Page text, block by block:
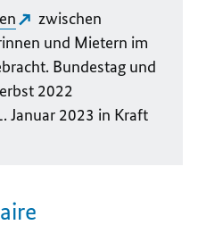
zwischen
und Mietern im
Bundestag und
2022
Januar 2023 in Kraft